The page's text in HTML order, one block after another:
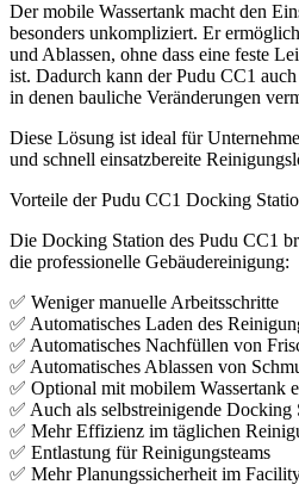
Der mobile Wassertank macht den
besonders unkompliziert. Er
und Ablassen, ohne dass eine feste
ist. Dadurch kann der Pudu CC1
in denen bauliche Veränderungen
Diese Lösung ist ideal für
und schnell einsatzbereite
Vorteile der Pudu CC1 Docking
Die Docking Station des Pudu CC1
die professionelle Gebäudereinigung:
✅ Weniger manuelle Arbeitsschritte
✅ Automatisches Laden des
✅ Automatisches Nachfüllen von
✅ Automatisches Ablassen von
✅ Optional mit mobilem Wassertank
✅ Auch als selbstreinigende Docking
✅ Mehr Effizienz im täglichen
✅ Entlastung für Reinigungsteams
✅ Mehr Planungssicherheit im